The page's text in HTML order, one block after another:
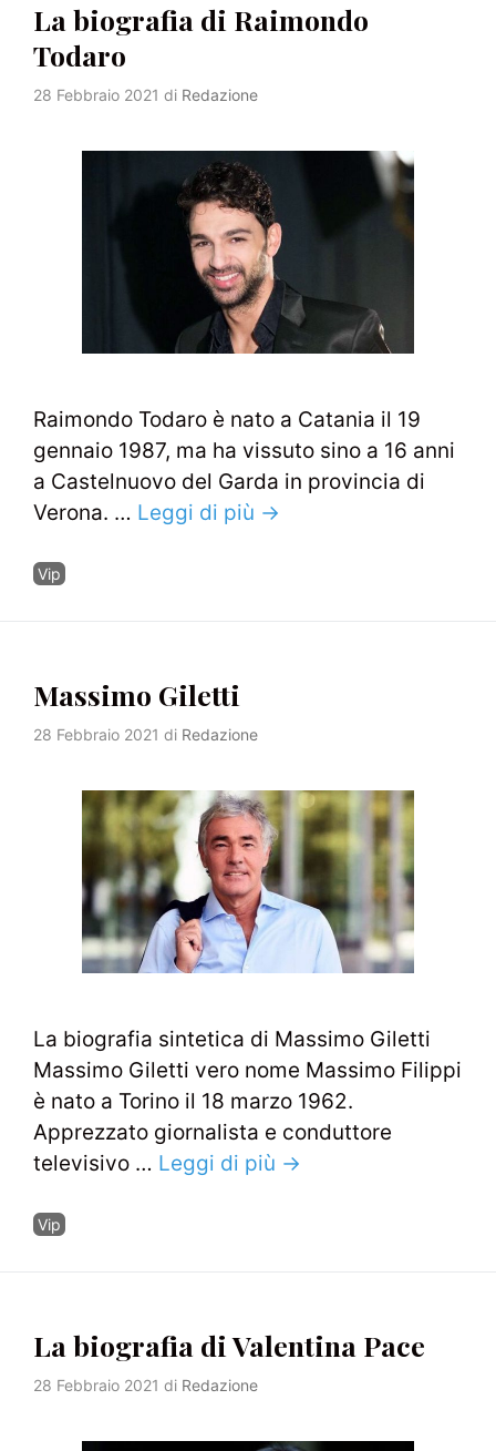
La biografia di Raimondo
Todaro
28 Febbraio 2021 di Redazione
Raimondo Todaro è nato a Catania il 19
gennaio 1987, ma ha vissuto sino a 16 anni
a Castelnuovo del Garda in provincia di
Verona. … Leggi di più →
Categorie
Vip
Massimo Giletti
28 Febbraio 2021 di Redazione
La biografia sintetica di Massimo Giletti
Massimo Giletti vero nome Massimo Filippi
è nato a Torino il 18 marzo 1962.
Apprezzato giornalista e conduttore
televisivo … Leggi di più →
Categorie
Vip
La biografia di Valentina Pace
28 Febbraio 2021 di Redazione